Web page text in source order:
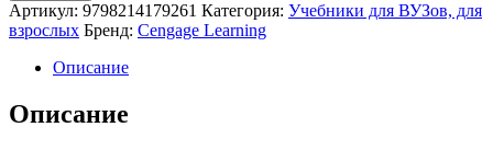
Артикул: 9798214179261 Категория: Учебники для ВУЗов, для
взрослых Бренд: Cengage Learning
Описание
Описание